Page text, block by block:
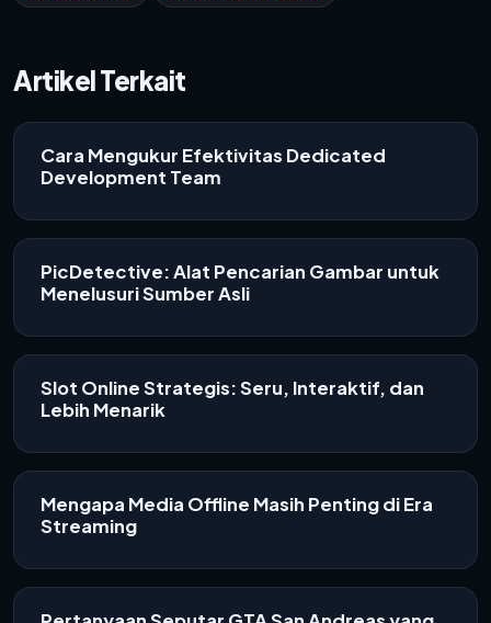
Artikel Terkait
Cara Mengukur Efektivitas Dedicated
Development Team
PicDetective: Alat Pencarian Gambar untuk
Menelusuri Sumber Asli
Slot Online Strategis: Seru, Interaktif, dan
Lebih Menarik
Mengapa Media Offline Masih Penting di Era
Streaming